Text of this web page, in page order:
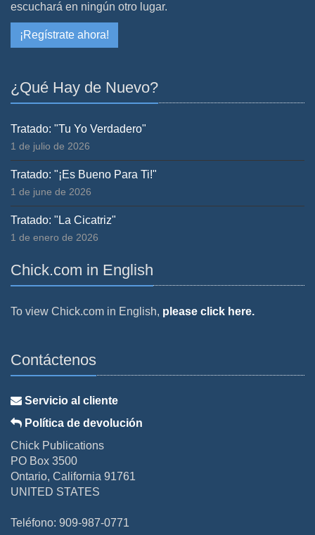
escuchará en ningún otro lugar.
¡Regístrate ahora!
¿Qué Hay de Nuevo?
Tratado: "Tu Yo Verdadero"
1 de julio de 2026
Tratado: "¡Es Bueno Para Ti!"
1 de june de 2026
Tratado: "La Cicatriz"
1 de enero de 2026
Chick.com in English
To view Chick.com in English, please click here.
Contáctenos
Servicio al cliente
Política de devolución
Chick Publications
PO Box 3500
Ontario, California 91761
UNITED STATES
Teléfono: 909-987-0771